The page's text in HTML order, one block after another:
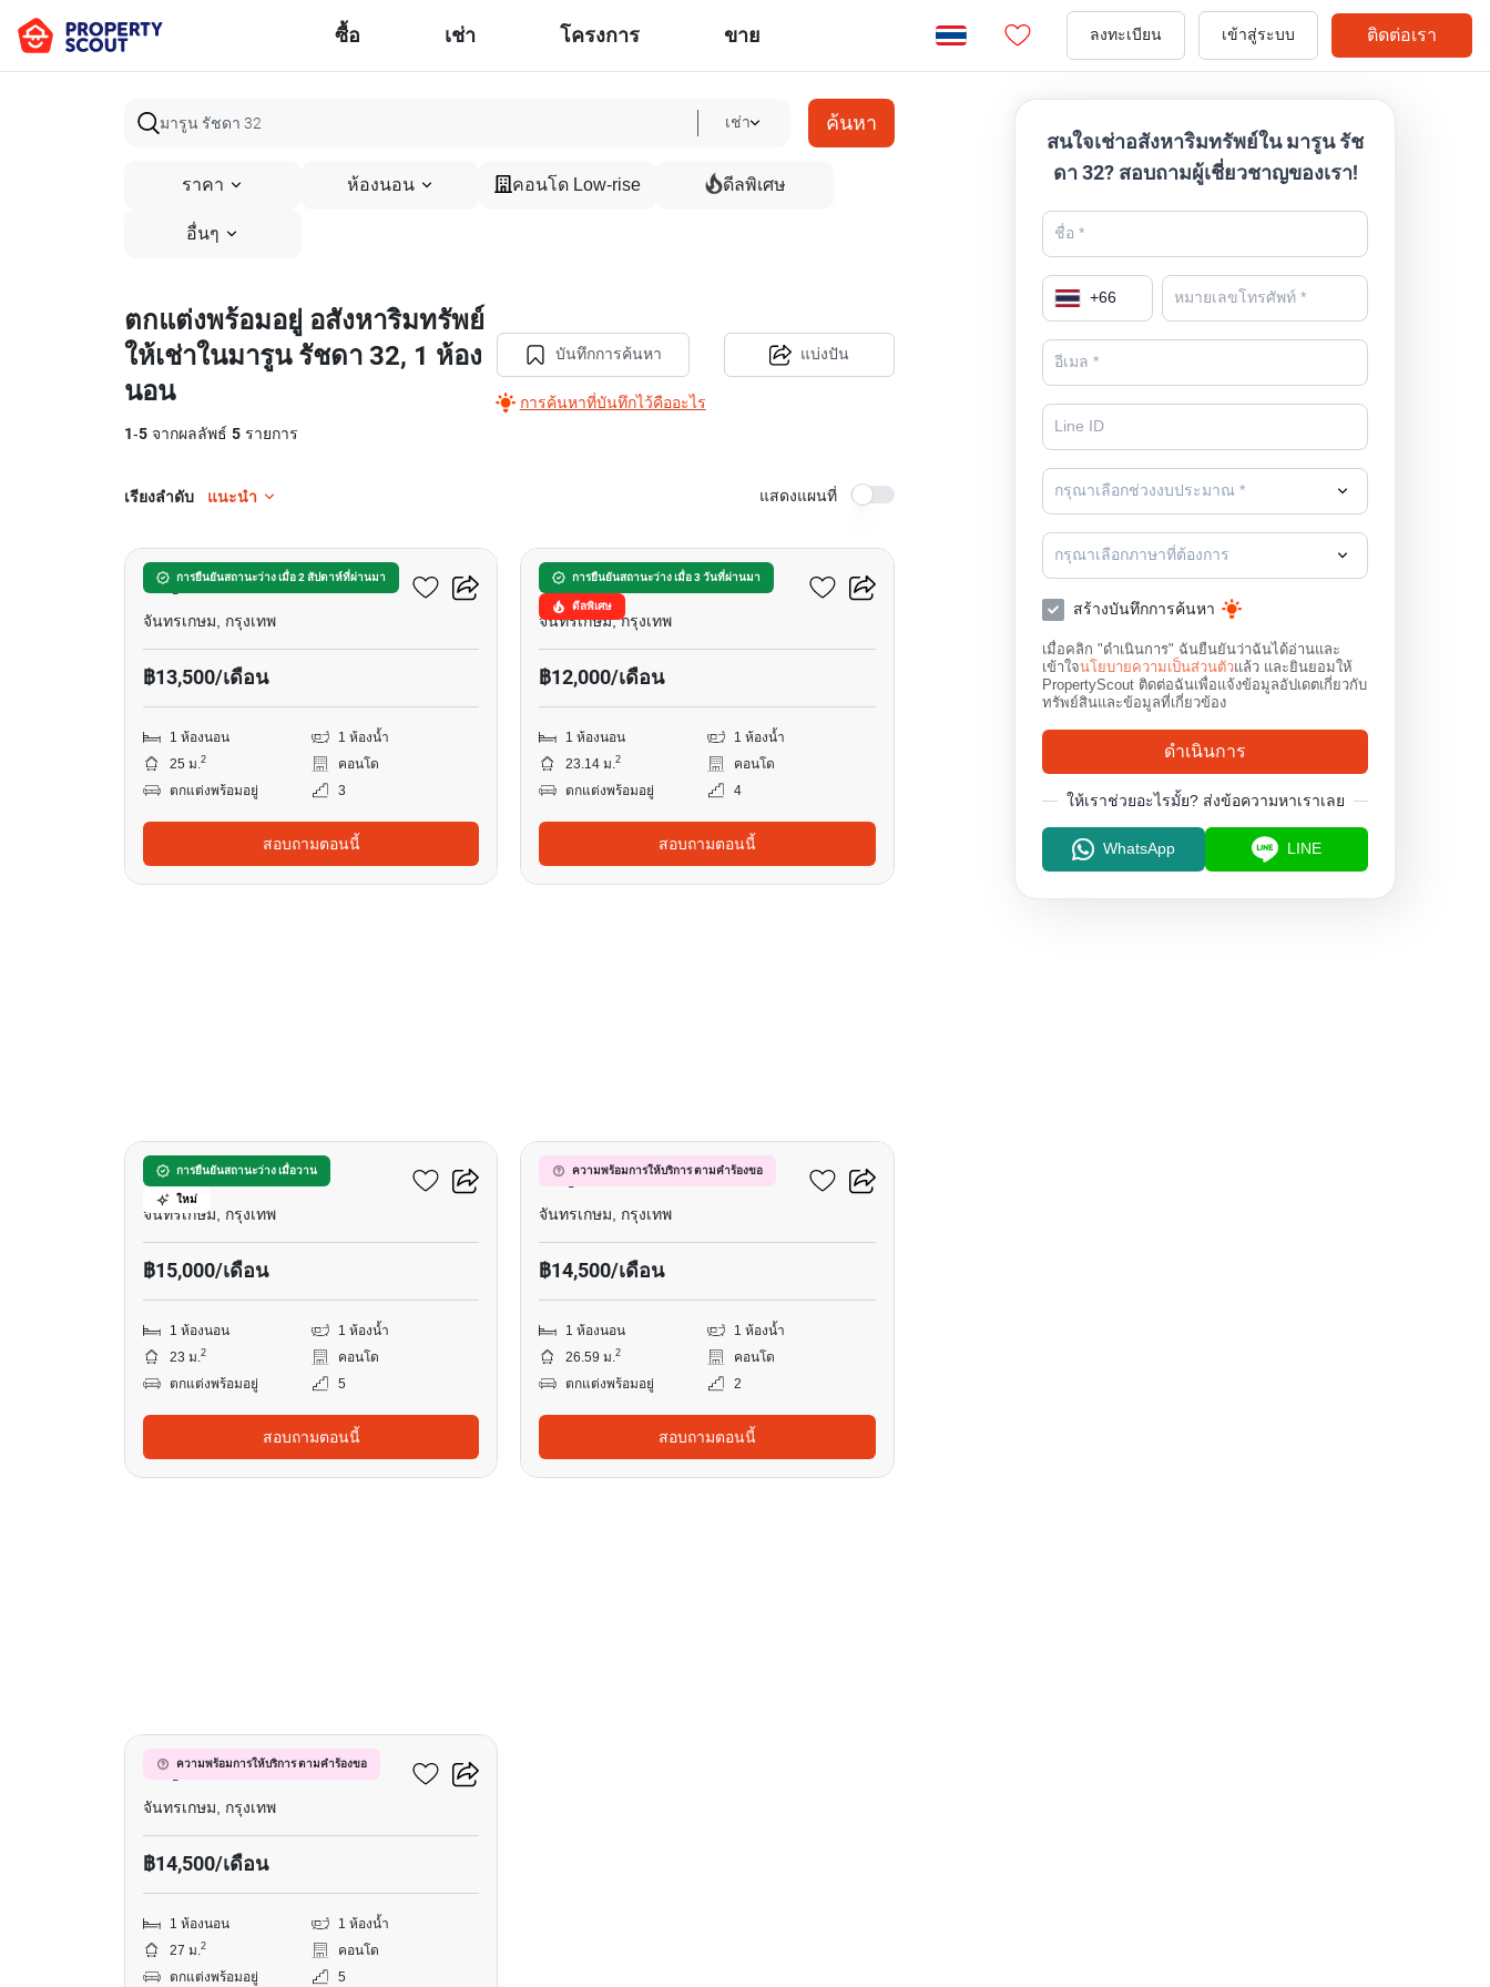
ซื้อ เช่า โครงการ ขาย ลงทะเบียน เข้าสู่ระบบ ติดต่อเรา
เช่า ค้นหา
ราคา ห้องนอน คอนโด Low-rise ดีลพิเศษ
อื่นๆ
ตกแต่งพร้อมอยู่ อสังหาริมทรัพย์
ให้เช่าในมารูน รัชดา 32, 1 ห้อง
นอน
1-5 จากผลลัพธ์ 5 รายการ
บันทึกการค้นหา
การค้นหาที่บันทึกไว้คืออะไร
แบ่งปัน
เรียงลำดับ แนะนำ แสดงแผนที่
การยืนยันสถานะว่าง เมื่อ 2 สัปดาห์ที่ผ่านมา
มารูน รัชดา 32
จันทรเกษม, กรุงเทพ
฿13,500/เดือน
1 ห้องนอน
1 ห้องน้ำ
25 ม.2
คอนโด
ตกแต่งพร้อมอยู่
3
สอบถามตอนนี้
การยืนยันสถานะว่าง เมื่อ 3 วันที่ผ่านมา
ดีลพิเศษ
มารูน รัชดา 32
จันทรเกษม, กรุงเทพ
฿12,000/เดือน
1 ห้องนอน
1 ห้องน้ำ
23.14 ม.2
คอนโด
ตกแต่งพร้อมอยู่
4
สอบถามตอนนี้
การยืนยันสถานะว่าง เมื่อวาน
ใหม่
มารูน รัชดา 32
จันทรเกษม, กรุงเทพ
฿15,000/เดือน
1 ห้องนอน
1 ห้องน้ำ
23 ม.2
คอนโด
ตกแต่งพร้อมอยู่
5
สอบถามตอนนี้
ความพร้อมการให้บริการ ตามคำร้องขอ
มารูน รัชดา 32
จันทรเกษม, กรุงเทพ
฿14,500/เดือน
1 ห้องนอน
1 ห้องน้ำ
26.59 ม.2
คอนโด
ตกแต่งพร้อมอยู่
2
สอบถามตอนนี้
ความพร้อมการให้บริการ ตามคำร้องขอ
มารูน รัชดา 32
จันทรเกษม, กรุงเทพ
฿14,500/เดือน
1 ห้องนอน
1 ห้องน้ำ
27 ม.2
คอนโด
ตกแต่งพร้อมอยู่
5
สนใจเช่าอสังหาริมทรัพย์ใน มารูน รัช
ดา 32? สอบถามผู้เชี่ยวชาญของเรา!
+66
กรุณาเลือกช่วงงบประมาณ *
กรุณาเลือกภาษาที่ต้องการ
สร้างบันทึกการค้นหา
เมื่อคลิก "ดำเนินการ" ฉันยืนยันว่าฉันได้อ่านและ
เข้าใจนโยบายความเป็นส่วนตัวแล้ว และยินยอมให้
PropertyScout ติดต่อฉันเพื่อแจ้งข้อมูลอัปเดตเกี่ยวกับ
ทรัพย์สินและข้อมูลที่เกี่ยวข้อง
ดำเนินการ
ให้เราช่วยอะไรมั้ย? ส่งข้อความหาเราเลย
WhatsApp LINE